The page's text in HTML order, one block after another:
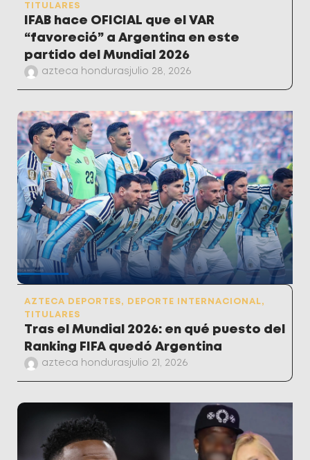
TITULARES
IFAB hace OFICIAL que el VAR
“favoreció” a Argentina en este
partido del Mundial 2026
azteca honduras julio 28, 2026
AZTECA DEPORTES, DEPORTE INTERNACIONAL,
TITULARES
Tras el Mundial 2026: en qué puesto del
Ranking FIFA quedó Argentina
azteca honduras julio 21, 2026